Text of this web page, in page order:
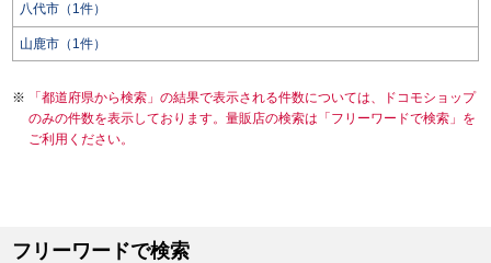
八代市（1件）
山鹿市（1件）
「都道府県から検索」の結果で表示される件数については、ドコモショップ
のみの件数を表示しております。量販店の検索は「フリーワードで検索」を
ご利用ください。
フリーワードで検索